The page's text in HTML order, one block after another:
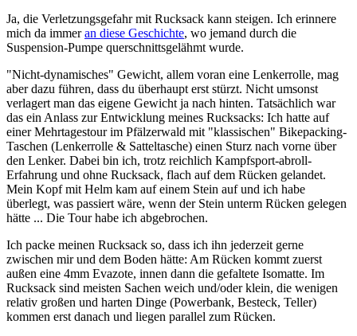
Ja, die Verletzungsgefahr mit Rucksack kann steigen. Ich erinnere
mich da immeran diese Geschichte, wo jemand durch die
Suspension-Pumpe querschnittsgelähmt wurde.
"Nicht-dynamisches" Gewicht, allem voran eine Lenkerrolle, mag
aber dazu führen, dass du überhaupt erst stürzt. Nicht umsonst
verlagert man das eigene Gewicht ja nach hinten. Tatsächlich war
das ein Anlass zur Entwicklung meines Rucksacks: Ich hatte auf
einer Mehrtagestour im Pfälzerwald mit "klassischen" Bikepacking-
Taschen (Lenkerrolle & Satteltasche) einen Sturz nach vorne über
den Lenker. Dabei bin ich, trotz reichlich Kampfsport-abroll-
Erfahrung und ohne Rucksack, flach auf dem Rücken gelandet.
Mein Kopf mit Helm kam auf einem Stein auf und ich habe
überlegt, was passiert wäre, wenn der Stein unterm Rücken gelegen
hätte ... Die Tour habe ich abgebrochen.
Ich packe meinen Rucksack so, dass ich ihn jederzeit gerne
zwischen mir und dem Boden hätte: Am Rücken kommt zuerst
außen eine 4mm Evazote, innen dann die gefaltete Isomatte. Im
Rucksack sind meisten Sachen weich und/oder klein, die wenigen
relativ großen und harten Dinge (Powerbank, Besteck, Teller)
kommen erst danach und liegen parallel zum Rücken.